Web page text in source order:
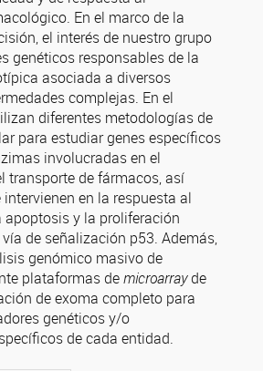
En el marco de la
el interés de nuestro grupo
genéticos responsables de la
asociada a diversos
complejas. En el
diferentes metodologías de
para estudiar genes específicos
involucradas en el
transporte de fármacos, así
en la respuesta al
apoptosis y la proliferación
de señalización p53. Además,
genómico masivo de
plataformas demicroarrayde
de exoma completo para
genéticos y/o
de cada entidad.